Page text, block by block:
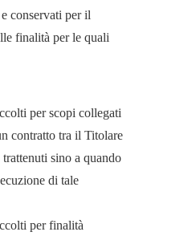
conservati per il
finalità per le quali
per scopi collegati
contratto tra il Titolare
trattenuti sino a quando
di tale
per finalità